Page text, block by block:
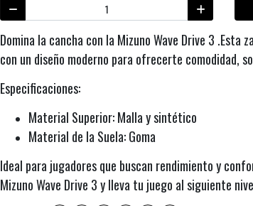
Domina la cancha con la Mizuno Wave Drive 3 .Esta
con un diseño moderno para ofrecerte comodidad,
Especificaciones:
Material Superior: Malla y sintético
Material de la Suela: Goma
Ideal para jugadores que buscan rendimiento y
Mizuno Wave Drive 3 y lleva tu juego al siguiente